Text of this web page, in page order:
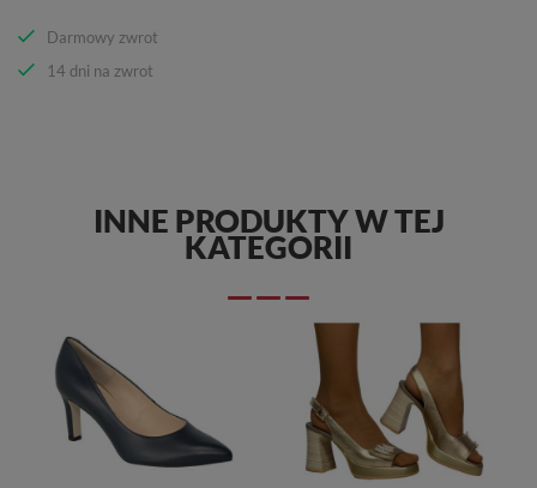
Darmowy zwrot
14 dni na zwrot
INNE PRODUKTY W TEJ
KATEGORII